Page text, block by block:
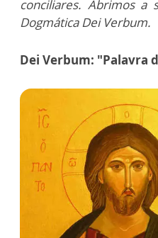
conciliares. Abrimos a
Dogmática Dei Verbum.
Dei Verbum: "Palavra